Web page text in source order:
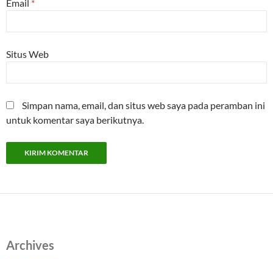
Email *
Situs Web
Simpan nama, email, dan situs web saya pada peramban ini
untuk komentar saya berikutnya.
Archives